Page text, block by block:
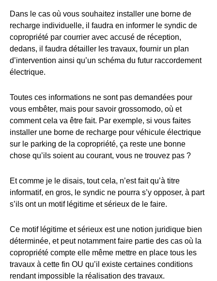
Dans le cas où vous souhaitez installer une borne de
recharge individuelle, il faudra en informer le syndic de
copropriété par courrier avec accusé de réception,
dedans, il faudra détailler les travaux, fournir un plan
d’intervention ainsi qu’un schéma du futur raccordement
électrique.
Toutes ces informations ne sont pas demandées pour
vous embêter, mais pour savoir grossomodo, où et
comment cela va être fait. Par exemple, si vous faites
installer une borne de recharge pour véhicule électrique
sur le parking de la copropriété, ça reste une bonne
chose qu’ils soient au courant, vous ne trouvez pas ?
Et comme je le disais, tout cela, n’est fait qu’à titre
informatif, en gros, le syndic ne pourra s’y opposer, à part
s’ils ont un motif légitime et sérieux de le faire.
Ce motif légitime et sérieux est une notion juridique bien
déterminée, et peut notamment faire partie des cas où la
copropriété compte elle même mettre en place tous les
travaux à cette fin OU qu’il existe certaines conditions
rendant impossible la réalisation des travaux.